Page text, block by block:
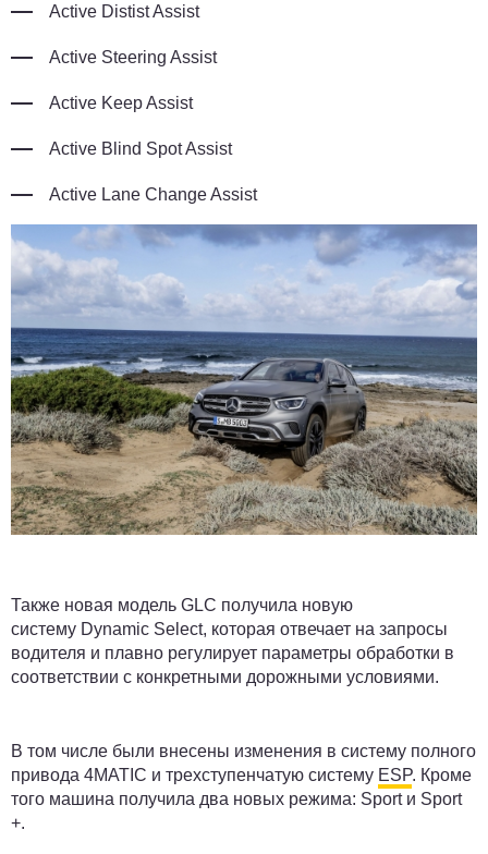
Active Distist Assist
Active Steering Assist
Active Keep Assist
Active Blind Spot Assist
Active Lane Change Assist
Также новая модель GLC получила новую
систему Dynamic Select, которая отвечает на запросы
водителя и плавно регулирует параметры обработки в
соответствии с конкретными дорожными условиями.
В том числе были внесены изменения в систему полного
привода 4MATIC и трехступенчатую систему ESP. Кроме
того машина получила два новых режима: Sport и Sport
+.